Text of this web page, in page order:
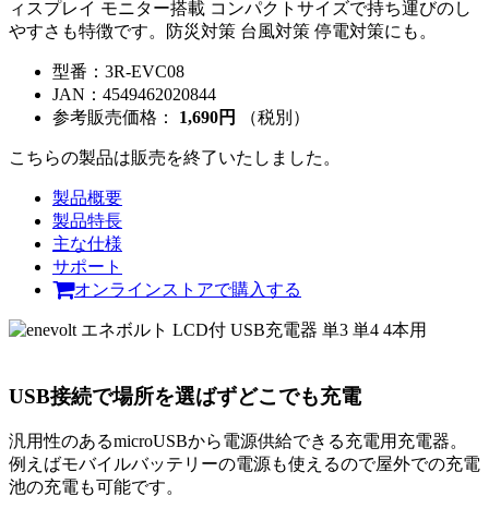
ィスプレイ モニター搭載 コンパクトサイズで持ち運びのし
やすさも特徴です。防災対策 台風対策 停電対策にも。
型番： 3R-EVC08
JAN： 4549462020844
参考販売価格：
1,690円 （税別）
こちらの製品は販売を終了いたしました。
製品概要
製品特長
主な仕様
サポート
オンラインストアで購入する
USB接続で場所を選ばずどこでも充電
汎用性のあるmicroUSBから電源供給できる充電用充電器。
例えばモバイルバッテリーの電源も使えるので屋外での充電
池の充電も可能です。